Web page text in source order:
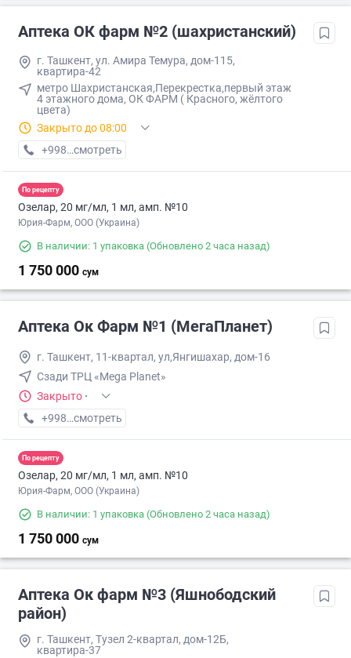
Аптека ОК фарм №2 (шахристанский)
г. Ташкент, ул. Амира Темура, дом-115,
квартира-42
метро Шахристанская,Перекрестка,первый этаж
4 этажного дома, ОК ФАРМ ( Красного, жёлтого
цвета)
Закрыто до 08:00
+998 (90) XXX-XX-XX
смотреть
По рецепту
Озелар, 20 мг/мл, 1 мл, амп. №10
Юрия-Фарм, ООО (Украина)
В наличии: 1 упаковка (Обновлено 2 часа назад)
1 750 000 сум
Аптека Ок Фарм №1 (МегаПланет)
г. Ташкент, 11-квартал, ул,Янгишахар, дом-16
Сзади ТРЦ «Mega Planet»
Закрыто ·
+998 (90) XXX-XX-XX
смотреть
По рецепту
Озелар, 20 мг/мл, 1 мл, амп. №10
Юрия-Фарм, ООО (Украина)
В наличии: 1 упаковка (Обновлено 2 часа назад)
1 750 000 сум
Аптека Ок фарм №3 (Яшнободский
район)
г. Ташкент, Тузел 2-квартал, дом-12Б,
квартира-37